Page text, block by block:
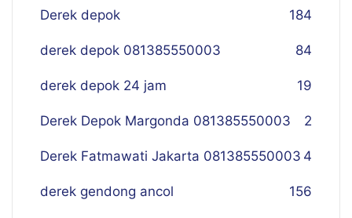
Derek depok 184
derek depok 081385550003 84
derek depok 24 jam 19
Derek Depok Margonda 081385550003 2
Derek Fatmawati Jakarta 081385550003 4
derek gendong ancol 156